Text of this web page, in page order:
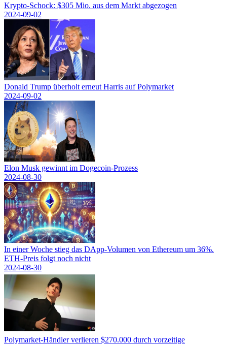
Krypto-Schock: $305 Mio. aus dem Markt abgezogen
2024-09-02
Donald Trump überholt erneut Harris auf Polymarket
2024-09-02
Elon Musk gewinnt im Dogecoin-Prozess
2024-08-30
In einer Woche stieg das DApp-Volumen von Ethereum um 36%.
ETH-Preis folgt noch nicht
2024-08-30
Polymarket-Händler verlieren $270.000 durch vorzeitige